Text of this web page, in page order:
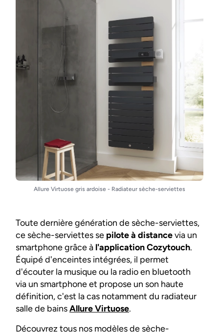
Allure Virtuose gris ardoise - Radiateur sèche-serviettes
Toute dernière génération de sèche-serviettes,
ce sèche-serviettes se pilote à distancevia un
smartphone grâce à l'application Cozytouch.
Équipé d'enceintes intégrées, il permet
d'écouter la musique ou la radio en bluetooth
via un smartphone et propose un son haute
définition, c'est la cas notamment du radiateur
salle de bainsAllure Virtuose.
Découvrez tous nos modèles de sèche-